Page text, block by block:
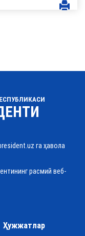
га ҳавола
расмий веб-
Ҳужжатлар